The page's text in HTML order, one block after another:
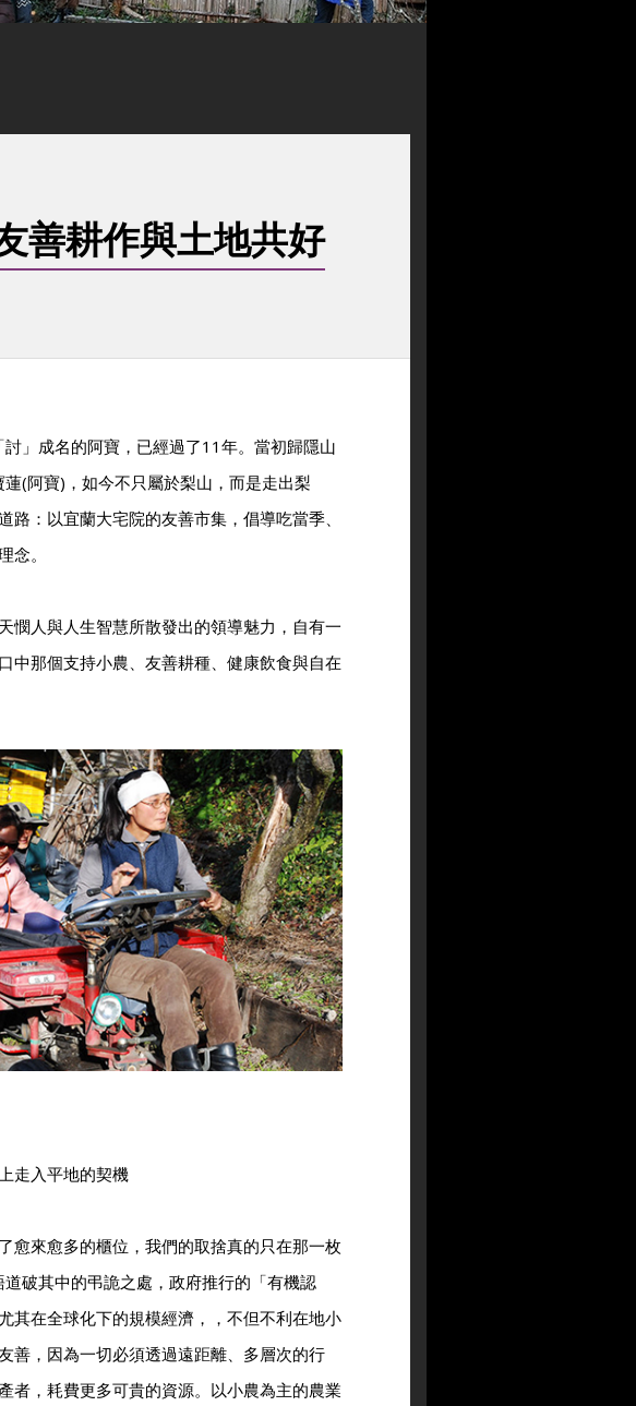
耕作與土地共好
」成名的阿寶，已經過了11年。當初歸隱山
(阿寶)，如今不只屬於梨山，而是走出梨
路：以宜蘭大宅院的友善市集，倡導吃當季、
念。
憫人與人生智慧所散發出的領導魅力，自有一
中那個支持小農、友善耕種、健康飲食與自在
走入平地的契機
愈來愈多的櫃位，我們的取捨真的只在那一枚
道破其中的弔詭之處，政府推行的「有機認
其在全球化下的規模經濟，，不但不利在地小
善，因為一切必須透過遠距離、多層次的行
者，耗費更多可貴的資源。以小農為主的農業